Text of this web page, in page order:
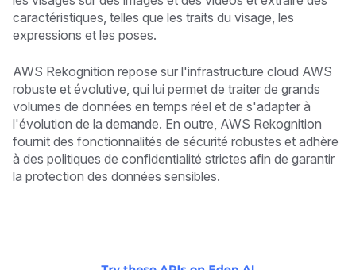
caractéristiques, telles que les traits du visage, les
expressions et les poses.
AWS Rekognition repose sur l'infrastructure cloud AWS
robuste et évolutive, qui lui permet de traiter de grands
volumes de données en temps réel et de s'adapter à
l'évolution de la demande. En outre, AWS Rekognition
fournit des fonctionnalités de sécurité robustes et adhère
à des politiques de confidentialité strictes afin de garantir
la protection des données sensibles.